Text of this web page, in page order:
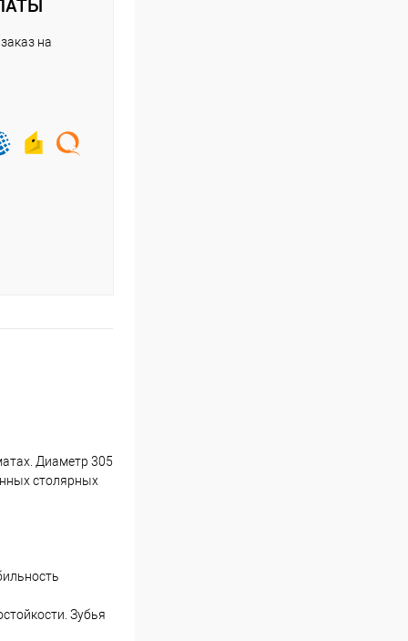
на
Диаметр 305
столярных
Зубья